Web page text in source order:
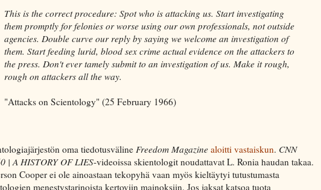
This is the correct procedure: Spot who is attacking us. Start investigating
them promptly for felonies or worse using our own professionals, not outside
agencies. Double curve our reply by saying we welcome an investigation of
them. Start feeding lurid, blood sex crime actual evidence on the attackers to
the press. Don't ever tamely submit to an investigation of us. Make it rough,
rough on attackers all the way.
"Attacks on Scientology" (25 February 1966)
oma tiedotusväline Freedom Magazine aloitti vastaiskun. CNN
| A HISTORY OF LIES-videoissa skientologit noudattavat L. Ronia haudan takaa.
Cooper ei ole ainoastaan tekopyhä vaan myös kieltäytyi tutustumasta
menestystarinoista kertoviin mainoksiin. Jos jaksat katsoa tuota